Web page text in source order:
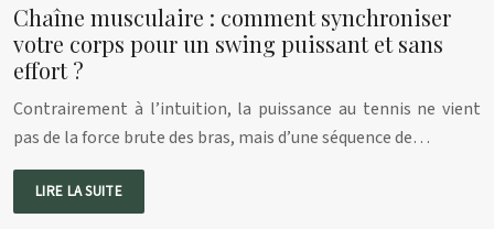
Chaîne musculaire : comment synchroniser
votre corps pour un swing puissant et sans
effort ?
Contrairement à l’intuition, la puissance au tennis ne vient
pas de la force brute des bras, mais d’une séquence de…
LIRE LA SUITE